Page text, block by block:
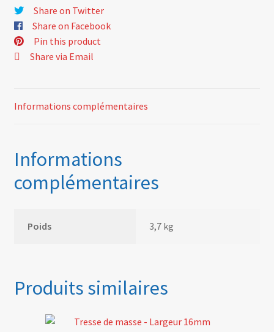
Share on Twitter
Share on Facebook
Pin this product
Share via Email
Informations complémentaires
Informations
complémentaires
Poids 3,7 kg
Produits similaires